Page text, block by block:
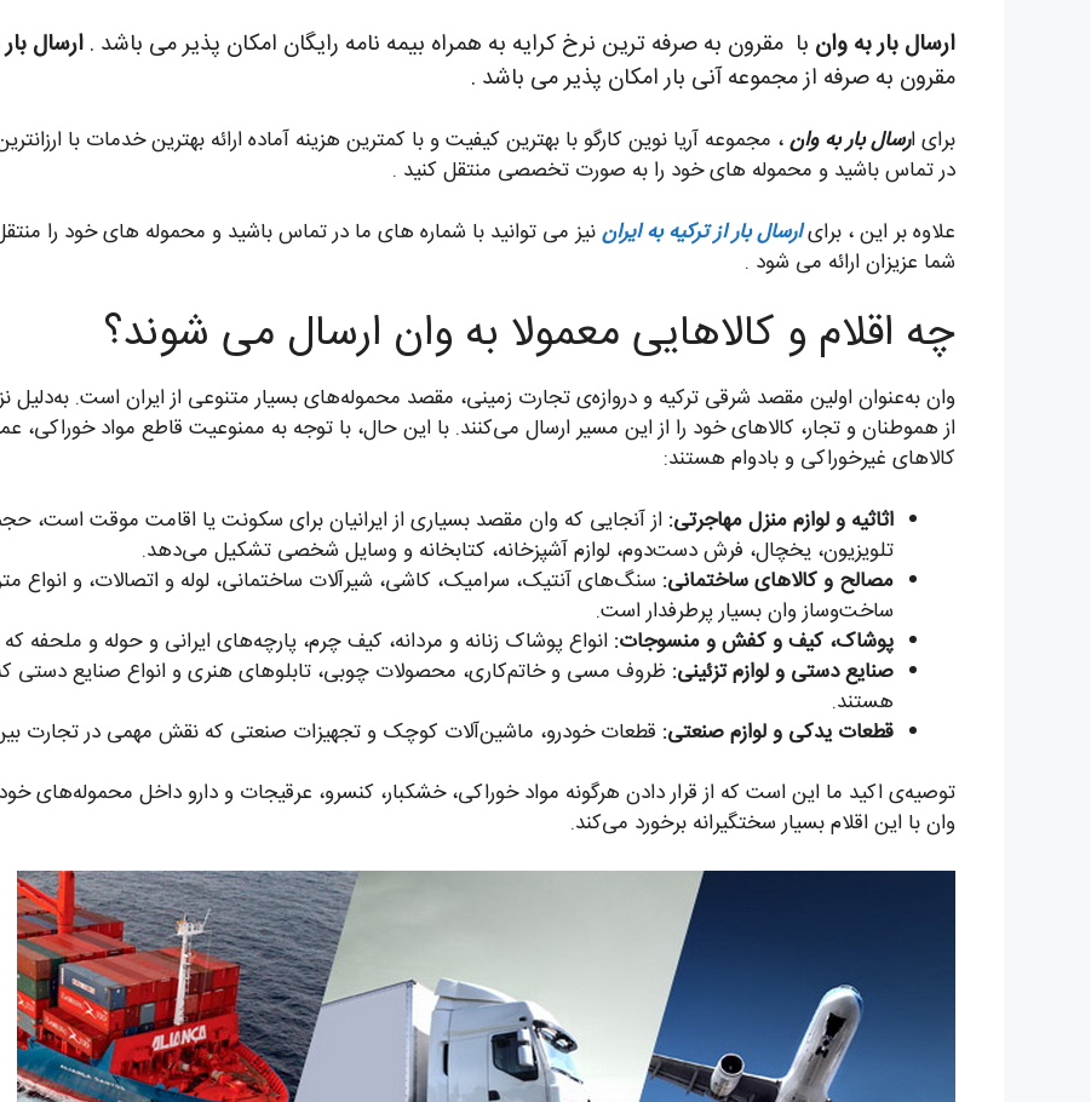
ارسال بار به وان با مقرون به صرفه ترین نرخ کرایه به همراه بیمه نامه رایگان امکان پذیر می باشد . ارسال
مقرون به صرفه از مجموعه آنی بار امکان پذیر می باشد .
برای ارسال بار به وان، مجموعه آریا نوین کارگو با بهترین کیفیت و با کمترین هزینه آماده ارائه بهترین خدمات با
در تماس باشید و محموله های خود را به صورت تخصصی منتقل کنید .
علاوه بر این ، برایارسال بار از ترکیه به ایراننیز می توانید با شماره های ما در تماس باشید و محموله های خود را
شما عزیزان ارائه می شود .
چه اقلام و کالاهایی معمولا به وان ارسال می شوند؟
وان به‌عنوان اولین مقصد شرقی ترکیه و دروازه‌ی تجارت زمینی، مقصد محموله‌های بسیار متنوعی از ایران است.
از هموطنان و تجار، کالاهای خود را از این مسیر ارسال می‌کنند. با این حال، با توجه به ممنوعیت قاطع مواد خوراکی،
کالاهای غیرخوراکی و بادوام هستند:
اثاثیه و لوازم منزل مهاجرتی: از آنجایی که وان مقصد بسیاری از ایرانیان برای سکونت یا اقامت موقت است،
تلویزیون، یخچال، فرش دست‌دوم، لوازم آشپزخانه، کتابخانه و وسایل شخصی تشکیل می‌دهد.
مصالح و کالاهای ساختمانی: سنگ‌های آنتیک، سرامیک، کاشی، شیرآلات ساختمانی، لوله و اتصالات، و انواع
ساخت‌وساز وان بسیار پرطرفدار است.
پوشاک، کیف و کفش و منسوجات: انواع پوشاک زنانه و مردانه، کیف چرم، پارچه‌های ایرانی و حوله و
صنایع دستی و لوازم تزئینی: ظروف مسی و خاتم‌کاری، محصولات چوبی، تابلوهای هنری و انواع صنایع دستی
هستند.
قطعات یدکی و لوازم صنعتی: قطعات خودرو، ماشین‌آلات کوچک و تجهیزات صنعتی که نقش مهمی در تجارت
توصیه‌ی اکید ما این است که از قرار دادن هرگونه مواد خوراکی، خشکبار، کنسرو، عرقیجات و دارو داخل محموله‌های
وان با این اقلام بسیار سختگیرانه برخورد می‌کند.